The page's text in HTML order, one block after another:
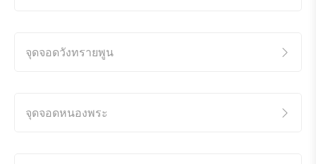
จุดจอดวังทรายพูน
จุดจอดหนองพระ